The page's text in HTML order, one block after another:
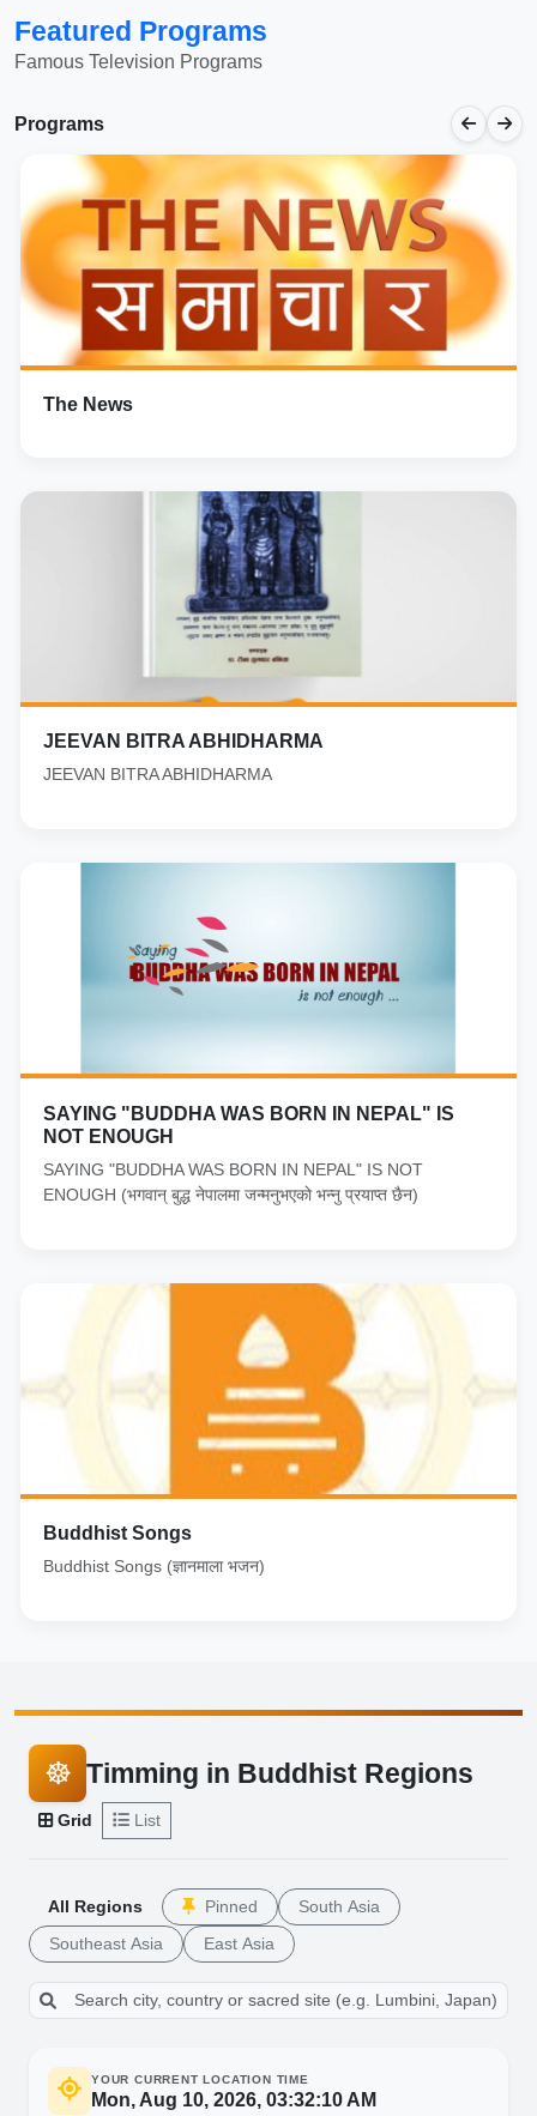
Featured Programs
Famous Television Programs
Programs
The News
JEEVAN BITRA ABHIDHARMA
JEEVAN BITRA ABHIDHARMA
SAYING "BUDDHA WAS BORN IN NEPAL" IS
NOT ENOUGH
SAYING "BUDDHA WAS BORN IN NEPAL" IS NOT
ENOUGH (भगवान् बुद्ध नेपालमा जन्मनुभएकाे भन्नु प्रयाप्त छैन)
Buddhist Songs
Buddhist Songs (ज्ञानमाला भजन)
☸ Timming in Buddhist Regions
Grid List
All Regions Pinned
South Asia
Southeast Asia
East Asia
YOUR CURRENT LOCATION TIME
Mon, Aug 10, 2026, 03:32:12 AM